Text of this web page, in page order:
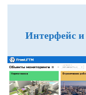
Интерфейс